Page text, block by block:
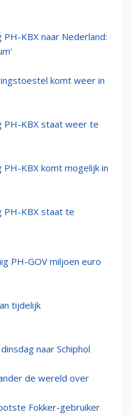
KBX naar Nederland:
komt weer in
PH-KBX staat weer te
KBX komt mogelijk in
PH-KBX staat te
PH-GOV miljoen euro
tijdelijk
naar Schiphol
de wereld over
Fokker-gebruiker